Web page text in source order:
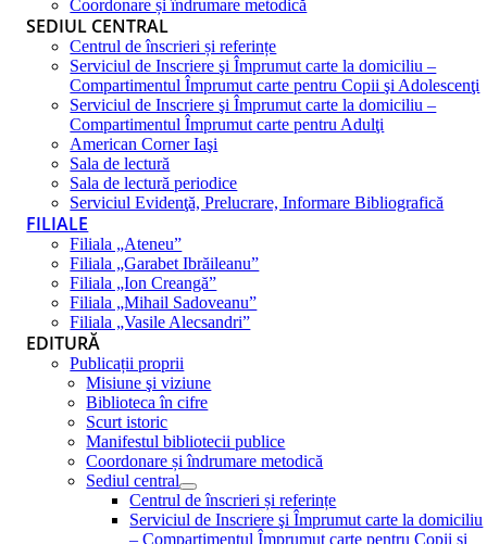
Coordonare și îndrumare metodică
SEDIUL CENTRAL
Centrul de înscrieri și referințe
Serviciul de Inscriere şi Împrumut carte la domiciliu –
Compartimentul Împrumut carte pentru Copii şi Adolescenţi
Serviciul de Inscriere şi Împrumut carte la domiciliu –
Compartimentul Împrumut carte pentru Adulţi
American Corner Iaşi
Sala de lectură
Sala de lectură periodice
Serviciul Evidenţă, Prelucrare, Informare Bibliografică
FILIALE
Filiala „Ateneu”
Filiala „Garabet Ibrăileanu”
Filiala „Ion Creangă”
Filiala „Mihail Sadoveanu”
Filiala „Vasile Alecsandri”
EDITURĂ
Publicații proprii
Misiune şi viziune
Biblioteca în cifre
Scurt istoric
Manifestul bibliotecii publice
Coordonare și îndrumare metodică
Sediul central
Centrul de înscrieri și referințe
Serviciul de Inscriere şi Împrumut carte la domiciliu
– Compartimentul Împrumut carte pentru Copii şi